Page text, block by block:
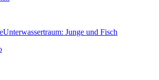
Unterwassertraum: Junge und Fisch